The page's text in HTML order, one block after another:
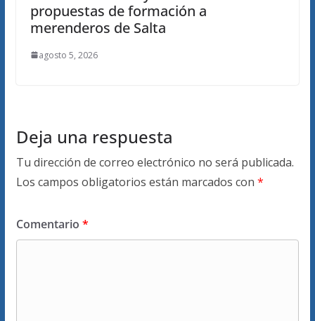
propuestas de formación a
merenderos de Salta
agosto 5, 2026
Deja una respuesta
Tu dirección de correo electrónico no será publicada.
Los campos obligatorios están marcados con *
Comentario *